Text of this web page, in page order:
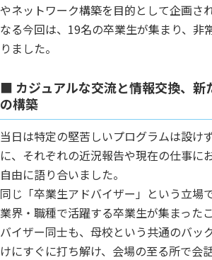
やネットワーク構築を目的として企画さ
なる今回は、19名の卒業生が集まり、非
りました。
■ カジュアルな交流と情報交換、新
の構築
当日は特定の堅苦しいプログラムは設け
に、それぞれの近況報告や現在の仕事に
自由に語り合いました。
同じ「卒業生アドバイザー」という立場
業界・職種で活躍する卒業生が集まった
バイザー同士も、母校という共通のバッ
けにすぐに打ち解け、会場の至る所で会